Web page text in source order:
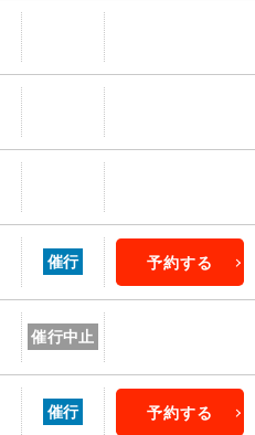
催行 予約する
催行中止
催行 予約する